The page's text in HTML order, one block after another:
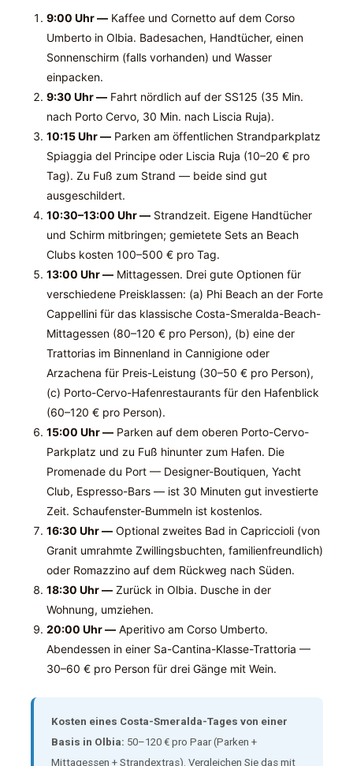
9:00 Uhr —Kaffee und Cornetto auf dem Corso
Umberto in Olbia. Badesachen, Handtücher, einen
Sonnenschirm (falls vorhanden) und Wasser
einpacken.
9:30 Uhr —Fahrt nördlich auf der SS125 (35 Min.
nach Porto Cervo, 30 Min. nach Liscia Ruja).
10:15 Uhr —Parken am öffentlichen Strandparkplatz
Spiaggia del Principe oder Liscia Ruja (10–20 € pro
Tag). Zu Fuß zum Strand — beide sind gut
ausgeschildert.
10:30–13:00 Uhr —Strandzeit. Eigene Handtücher
und Schirm mitbringen; gemietete Sets an Beach
Clubs kosten 100–500 € pro Tag.
13:00 Uhr —Mittagessen. Drei gute Optionen für
verschiedene Preisklassen: (a) Phi Beach an der Forte
Cappellini für das klassische Costa-Smeralda-Beach-
Mittagessen (80–120 € pro Person), (b) eine der
Trattorias im Binnenland in Cannigione oder
Arzachena für Preis-Leistung (30–50 € pro Person),
(c) Porto-Cervo-Hafenrestaurants für den Hafenblick
(60–120 € pro Person).
15:00 Uhr —Parken auf dem oberen Porto-Cervo-
Parkplatz und zu Fuß hinunter zum Hafen. Die
Promenade du Port — Designer-Boutiquen, Yacht
Club, Espresso-Bars — ist 30 Minuten gut investierte
Zeit. Schaufenster-Bummeln ist kostenlos.
16:30 Uhr —Optional zweites Bad in Capriccioli (von
Granit umrahmte Zwillingsbuchten, familienfreundlich)
oder Romazzino auf dem Rückweg nach Süden.
18:30 Uhr —Zurück in Olbia. Dusche in der
Wohnung, umziehen.
20:00 Uhr —Aperitivo am Corso Umberto.
Abendessen in einer Sa-Cantina-Klasse-Trattoria —
30–60 € pro Person für drei Gänge mit Wein.
Kosten eines Costa-Smeralda-Tages von einer
Basis in Olbia: 50–120 € pro Paar (Parken +
Mittagessen + Strandextras). Vergleichen Sie das mit